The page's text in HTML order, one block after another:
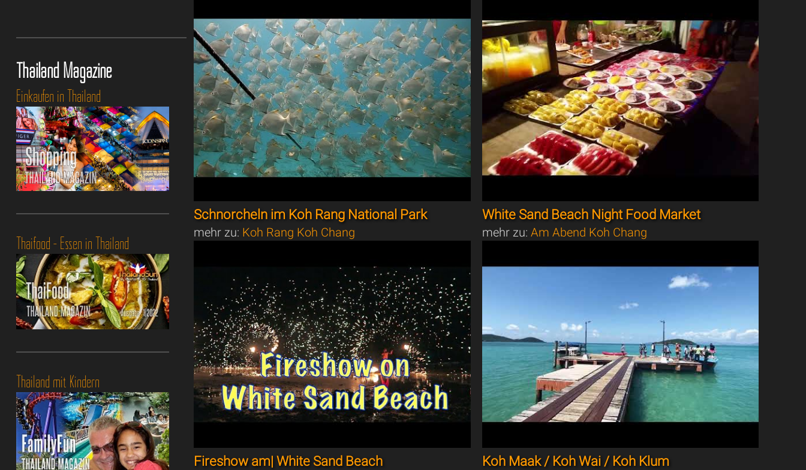
Schnorcheln im Koh Rang National Park
mehr zu: Koh Rang Koh Chang
White Sand Beach Night Food Market
mehr zu:Am Abend Koh Chang
Fireshow am| White Sand Beach Koh Maak / Koh Wai / Koh Klum
Thailand Magazine
Einkaufen in Thailand
Thaifood - Essen in Thailand
Thailand mit Kindern